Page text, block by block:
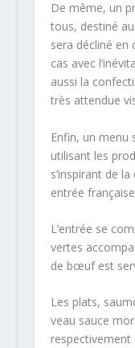
De même, un
tous, destiné
sera décliné en
cas avec
aussi la
très attendue
Enfin, un menu
utilisant les
s’inspirant de
entrée
L’entrée se
vertes
de bœuf est
Les plats,
veau sauce